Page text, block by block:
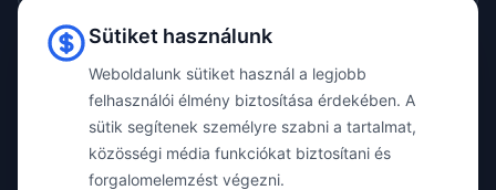
Tracmax
Triangle
Viking Voyager
Sütiket használunk
Weboldalunk sütiket használ a legjobb
felhasználói élmény biztosítása érdekében. A
sütik segítenek személyre szabni a tartalmat,
közösségi média funkciókat biztosítani és
forgalomelemzést végezni.